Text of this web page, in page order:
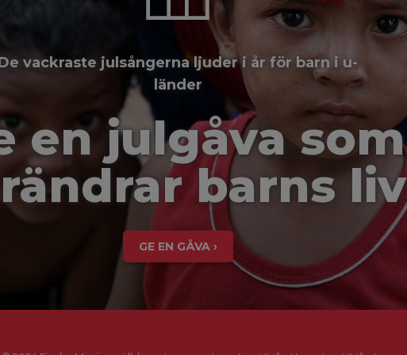
vackraste julsångerna ljuder i år för barn i u-
länder
en julgåva som
barns liv
GE EN GÅVA ›